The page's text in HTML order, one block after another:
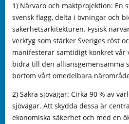
1) Närvaro och maktprojektion: En
svensk flagg, delta i övningar och
säkerhetsarkitekturen. Fysisk
verktyg som stärker Sveriges röst
manifesterar samtidigt konkret vår
bidra till den alliansgemensamma
bortom vårt omedelbara
2) Säkra sjövägar: Cirka 90 % av
sjövägar. Att skydda dessa är
ekonomiska säkerhet och med en